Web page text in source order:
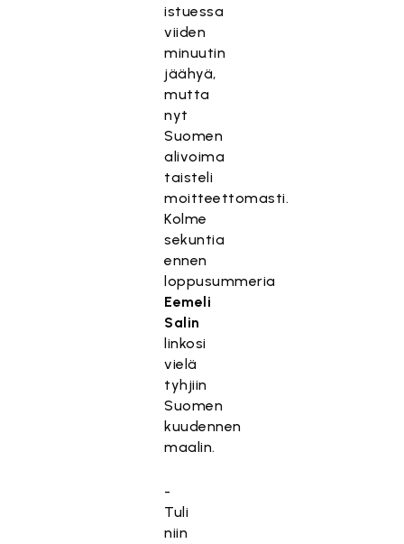
istuessa
viiden
minuutin
jäähyä,
mutta
nyt
Suomen
alivoima
taisteli
moitteettomasti.
Kolme
sekuntia
ennen
loppusummeria
Eemeli
Salin
linkosi
vielä
tyhjiin
Suomen
kuudennen
maalin.
-
Tuli
niin